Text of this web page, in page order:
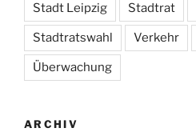
Stadt Leipzig Stadtrat
Stadtratswahl Verkehr
Überwachung
ARCHIV